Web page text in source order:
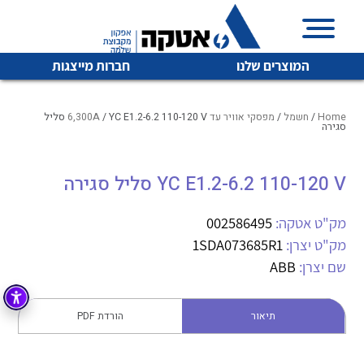
המוצרים שלנו חברות מייצגות
איכות | שרות | זמינות
והפצה של מוצרי
מיתוג, בקרה , ואינסטלציה חשמלית ופעילה ב7 תחומים:
חשמל מיתוג ואינסטלציה חשמלית
בקרה
זיווד
לכל מוצרי היצרן לכל מוצרי היצרן
לכל מוצרי היצרן לכל מוצרי היצרן
Home
/ חשמל / מפסקי אוויר עד 6,300A / YC E1.2-6.2 110-120 V סליל
סגירה
YC E1.2-6.2 110-120 V סליל סגירה
מק"ט אטקה: 002586495
מק"ט יצרן: 1SDA073685R1
שם יצרן: ABB
תיאור הורדת PDF